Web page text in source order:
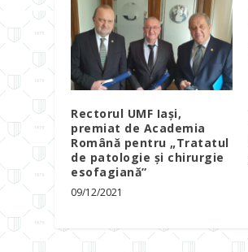
Rectorul UMF Iași,
premiat de Academia
Română pentru „Tratatul
de patologie și chirurgie
esofagiană”
09/12/2021